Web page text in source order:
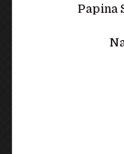
Papina